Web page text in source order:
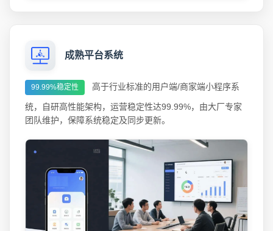
成熟平台系统
99.99%稳定性 高于行业标准的用户端/商家端小程序系
统，自研高性能架构，运营稳定性达99.99%，由大厂专家
团队维护，保障系统稳定及同步更新。